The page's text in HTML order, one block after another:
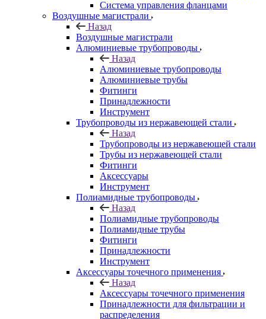
Система управления фланцами
Воздушные магистрали
Назад
Воздушные магистрали
Алюминиевые трубопроводы
Назад
Алюминиевые трубопроводы
Алюминиевые трубы
Фитинги
Принадлежности
Инструмент
Трубопроводы из нержавеющей стали
Назад
Трубопроводы из нержавеющей стали
Трубы из нержавеющей стали
Фитинги
Аксессуары
Инструмент
Полиамидные трубопроводы
Назад
Полиамидные трубопроводы
Полиамидные трубы
Фитинги
Принадлежности
Инструмент
Аксессуары точечного применения
Назад
Аксессуары точечного применения
Принадлежности для фильтрации и
распределения